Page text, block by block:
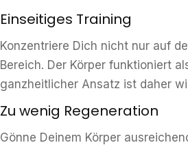
Einseitiges Training
Konzentriere Dich nicht nur auf
Bereich. Der Körper funktioniert
ganzheitlicher Ansatz ist daher
Zu wenig Regeneration
Gönne Deinem Körper